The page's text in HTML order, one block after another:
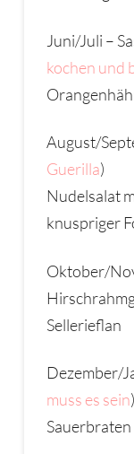
Juni/Juli –
kochen und
August/
Guerilla)
Nudelsalat
knuspriger
Oktober/
Sellerieflan
Dezember/
muss es sein)